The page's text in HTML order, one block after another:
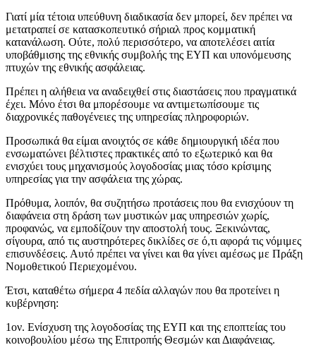
Γιατί μία τέτοια υπεύθυνη διαδικασία δεν μπορεί, δεν πρέπει να
μετατραπεί σε κατασκοπευτικό σήριαλ προς κομματική
κατανάλωση. Ούτε, πολύ περισσότερο, να αποτελέσει αιτία
υποβάθμισης της εθνικής συμβολής της ΕΥΠ και υπονόμευσης
πτυχών της εθνικής ασφάλειας.
Πρέπει η αλήθεια να αναδειχθεί στις διαστάσεις που πραγματικά
έχει. Μόνο έτσι θα μπορέσουμε να αντιμετωπίσουμε τις
διαχρονικές παθογένειες της υπηρεσίας πληροφοριών.
Προσωπικά θα είμαι ανοιχτός σε κάθε δημιουργική ιδέα που
ενσωματώνει βέλτιστες πρακτικές από το εξωτερικό και θα
ενισχύει τους μηχανισμούς λογοδοσίας μιας τόσο κρίσιμης
υπηρεσίας για την ασφάλεια της χώρας.
Πρόθυμα, λοιπόν, θα συζητήσω προτάσεις που θα ενισχύουν τη
διαφάνεια στη δράση των μυστικών μας υπηρεσιών χωρίς,
προφανώς, να εμποδίζουν την αποστολή τους. Ξεκινώντας,
σίγουρα, από τις αυστηρότερες δικλίδες σε ό,τι αφορά τις νόμιμες
επισυνδέσεις. Αυτό πρέπει να γίνει και θα γίνει αμέσως με Πράξη
Νομοθετικού Περιεχομένου.
Έτσι, καταθέτω σήμερα 4 πεδία αλλαγών που θα προτείνει η
κυβέρνηση:
1ον. Ενίσχυση της λογοδοσίας της ΕΥΠ και της εποπτείας του
κοινοβουλίου μέσω της Επιτροπής Θεσμών και Διαφάνειας.